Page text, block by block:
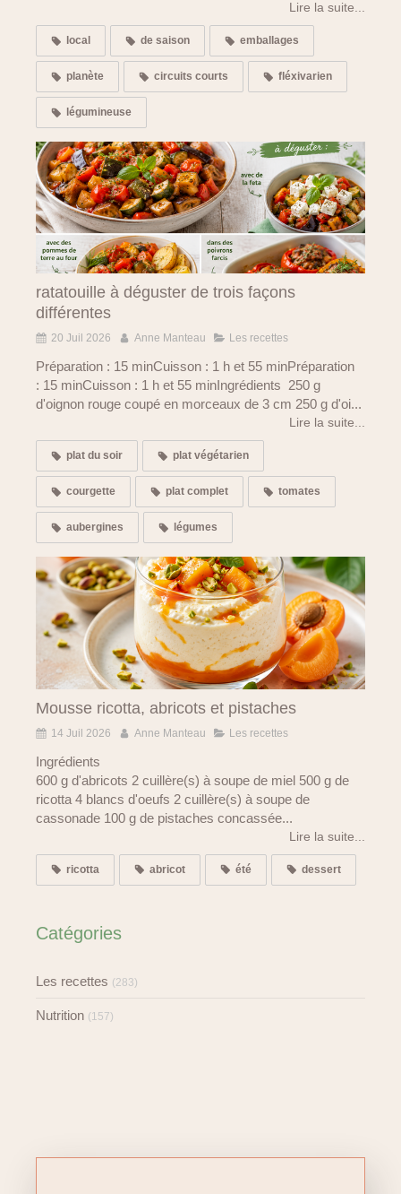
Lire la suite...
local de saison emballages
planète circuits courts fléxivarien
légumineuse
ratatouille à déguster de trois façons
différentes
20 Juil 2026 Anne Manteau Les recettes
Préparation : 15 minCuisson : 1 h et 55 minPréparation
: 15 minCuisson : 1 h et 55 minIngrédients 250 g
d'oignon rouge coupé en morceaux de 3 cm 250 g d'oi...
Lire la suite...
plat du soir plat végétarien
courgette plat complet tomates
aubergines légumes
Mousse ricotta, abricots et pistaches
14 Juil 2026 Anne Manteau Les recettes
Ingrédients
600 g d'abricots 2 cuillère(s) à soupe de miel 500 g de
ricotta 4 blancs d'oeufs 2 cuillère(s) à soupe de
cassonade 100 g de pistaches concassée...
Lire la suite...
ricotta abricot été dessert
Catégories
Les recettes (283)
Nutrition (157)